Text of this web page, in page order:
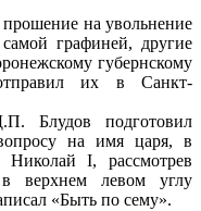
на увольнение
графиней, другие
губернскому
их в Санкт-
Блудов подготовил
на имя царя, в
I, рассмотрев
верхнем левом углу
«Быть по сему».